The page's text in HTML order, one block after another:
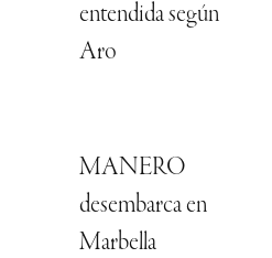
entendida según
Aro
MANERO
desembarca en
Marbella